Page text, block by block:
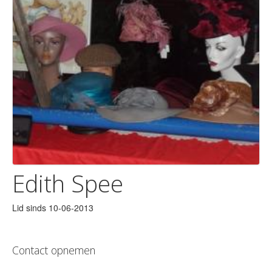
Edith Spee
Lid sinds 10-06-2013
Contact opnemen